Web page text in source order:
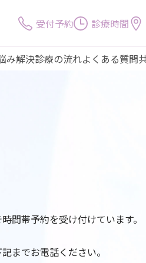
受付予約 診療時間
み解決診療の流れよくある質問